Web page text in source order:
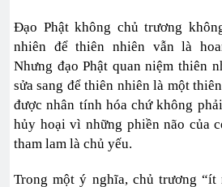
Đạo Phật không chủ trương
nhiên để thiên nhiên vẫn là
Nhưng đạo Phật quan niệm thiên
sửa sang để thiên nhiên là một
được nhân tính hóa chứ không
hủy hoại vì những phiền não của
tham lam là chủ yếu.
Trong một ý nghĩa, chủ trương “ít